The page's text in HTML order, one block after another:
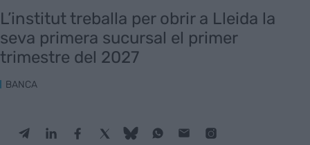
L’institut treballa per obrir a Lleida la
seva primera sucursal el primer
trimestre del 2027
BANCA